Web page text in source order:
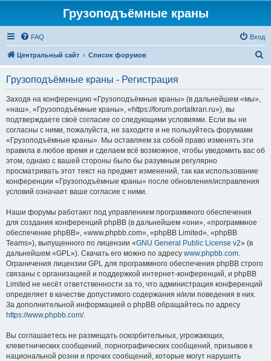
Грузоподъёмные краны
FAQ Вход
Центральный сайт Список форумов
Грузоподъёмные краны - Регистрация
Заходя на конференцию «Грузоподъёмные краны» (в дальнейшем «мы»,
«наш», «Грузоподъёмные краны», «https://forum.portalkran.ru»), вы
подтверждаете своё согласие со следующими условиями. Если вы не
согласны с ними, пожалуйста, не заходите и не пользуйтесь форумами
«Грузоподъёмные краны». Мы оставляем за собой право изменять эти
правила в любое время и сделаем всё возможное, чтобы уведомить вас об
этом, однако с вашей стороны было бы разумным регулярно
просматривать этот текст на предмет изменений, так как использование
конференции «Грузоподъёмные краны» после обновления/исправления
условий означает ваше согласие с ними.
Наши форумы работают под управлением программного обеспечения
для создания конференций phpBB (в дальнейшем «они», «программное
обеспечение phpBB», «www.phpbb.com», «phpBB Limited», «phpBB
Teams»), выпущенного по лицензии «GNU General Public License v2» (в
дальнейшем «GPL»). Скачать его можно по адресу www.phpbb.com.
Ограничения лицензии GPL для программного обеспечения phpBB строго
связаны с организацией и поддержкой интернет-конференций, и phpBB
Limited не несёт ответственности за то, что администрация конференций
определяет в качестве допустимого содержания и/или поведения в них.
За дополнительной информацией о phpBB обращайтесь по адресу
https://www.phpbb.com/.
Вы соглашаетесь не размещать оскорбительных, угрожающих,
клеветнических сообщений, порнографических сообщений, призывов к
национальной розни и прочих сообщений, которые могут нарушить